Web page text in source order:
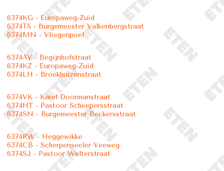
6374KG - Europaweg-Zuid
6374TA - Burgemeester Valkenbergstraat
6374MN - Vliegenpoel
6374AV - Begijnhofstraat
6374KZ - Europaweg-Zuid
6374LH - Broekhuizenstraat
6374VK - Karel Doormanstraat
6374HT - Pastoor Scheepersstraat
6374SN - Burgemeester Beckersstraat
6374RW - Heggewikke
6374CB - Scherpenseeler Veeweg
6374SJ - Pastoor Welterstraat